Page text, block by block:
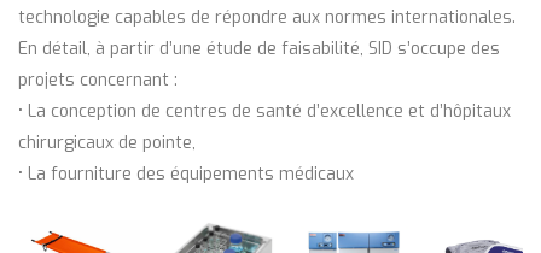
technologie capables de répondre aux normes internationales.
En détail, à partir d’une étude de faisabilité, SID s’occupe des
projets concernant :
• La conception de centres de santé d’excellence et d’hôpitaux
chirurgicaux de pointe,
• La fourniture des équipements médicaux